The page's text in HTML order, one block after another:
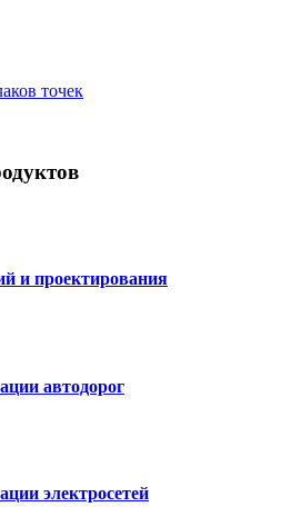
точек
и проектирования
автодорог
электросетей